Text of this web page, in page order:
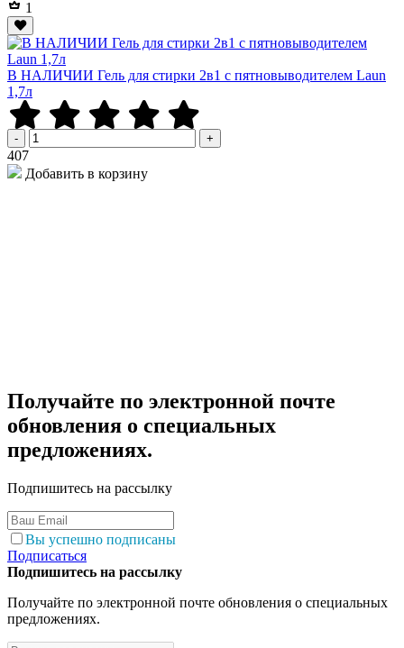
1
В НАЛИЧИИ Гель для стирки 2в1 с пятновыводителем Laun
1,7л
- +
407Р
Добавить в корзину
Получайте по электронной почте
обновления о специальных
предложениях.
Подпишитесь на рассылку
Вы успешно подписаны
Подписаться
Подпишитесь на рассылку
Получайте по электронной почте обновления о специальных
предложениях.